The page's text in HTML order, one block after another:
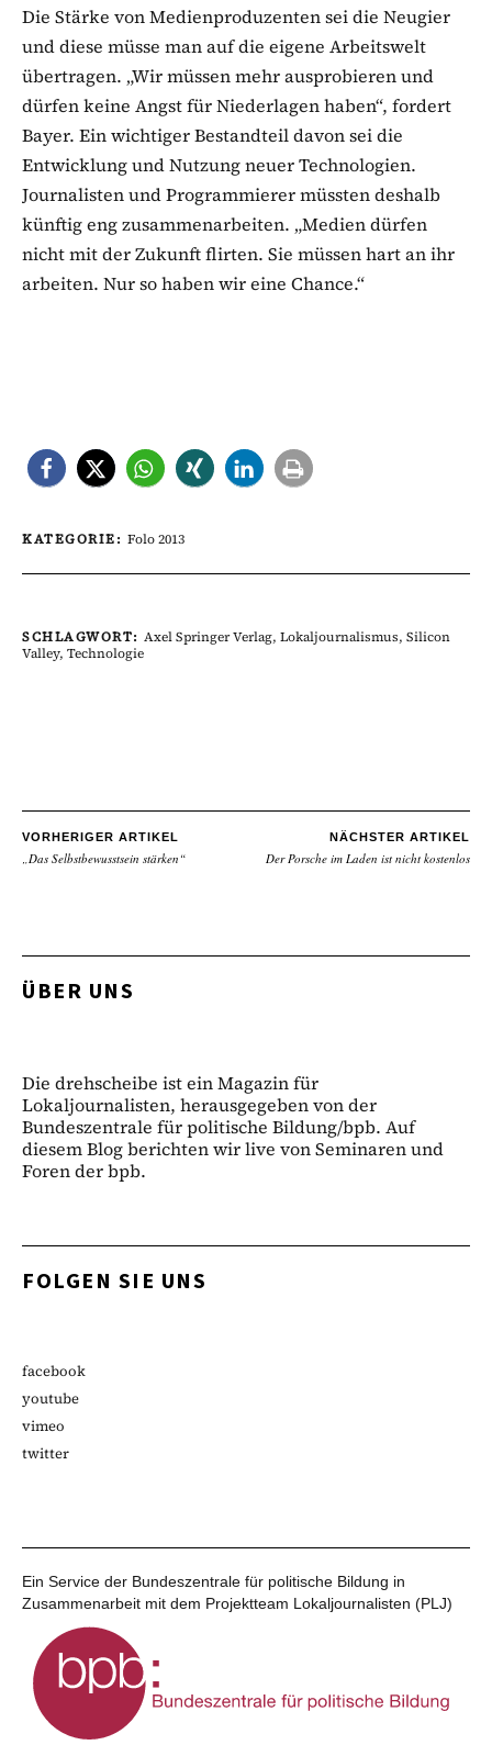
Die Stärke von Medienproduzenten sei die Neugier
und diese müsse man auf die eigene Arbeitswelt
übertragen. „Wir müssen mehr ausprobieren und
dürfen keine Angst für Niederlagen haben“, fordert
Bayer. Ein wichtiger Bestandteil davon sei die
Entwicklung und Nutzung neuer Technologien.
Journalisten und Programmierer müssten deshalb
künftig eng zusammenarbeiten. „Medien dürfen
nicht mit der Zukunft flirten. Sie müssen hart an ihr
arbeiten. Nur so haben wir eine Chance.“
KATEGORIE: Folo 2013
SCHLAGWORT: Axel Springer Verlag, Lokaljournalismus, Silicon
Valley, Technologie
VORHERIGER ARTIKEL
„Das Selbstbewusstsein stärken“
NÄCHSTER ARTIKEL
Der Porsche im Laden ist nicht kostenlos
ÜBER UNS
Die drehscheibe ist ein Magazin für
Lokaljournalisten, herausgegeben von der
Bundeszentrale für politische Bildung/bpb. Auf
diesem Blog berichten wir live von Seminaren und
Foren der bpb.
FOLGEN SIE UNS
facebook
youtube
vimeo
twitter
Ein Service der Bundeszentrale für politische Bildung in
Zusammenarbeit mit dem Projektteam Lokaljournalisten (PLJ)